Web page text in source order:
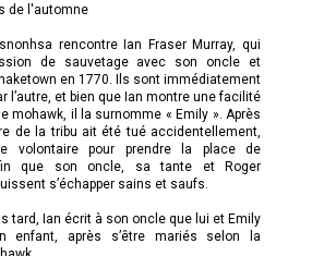
de l'automne
rencontre Ian Fraser Murray, qui
de sauvetage avec son oncle et
en 1770. Ils sont immédiatement
l’autre, et bien que Ian montre une facilité
mohawk, il la surnomme « Emily ». Après
de la tribu ait été tué accidentellement,
volontaire pour prendre la place de
que son oncle, sa tante et Roger
s’échapper sains et saufs.
tard, Ian écrit à son oncle que lui et Emily
enfant, après s’être mariés selon la